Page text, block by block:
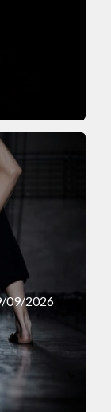
09/2026